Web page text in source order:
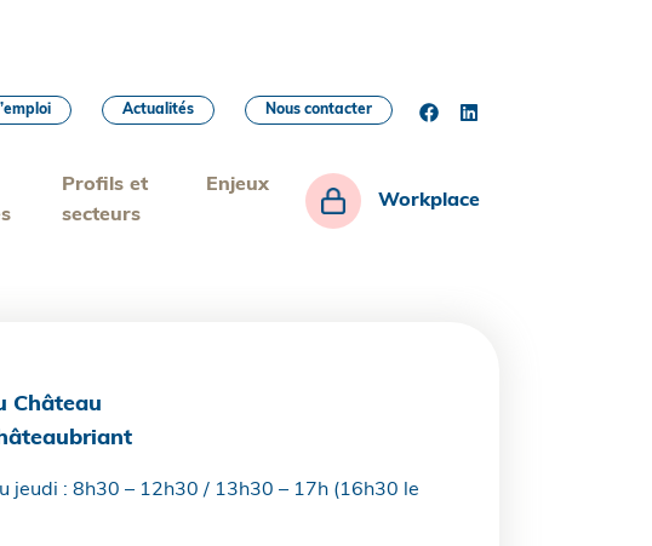
Profils et
secteurs
Enjeux
Workplace
Actualités Nous contacter
Château
jeudi : 8h30 – 12h30 / 13h30 – 17h (16h30 le